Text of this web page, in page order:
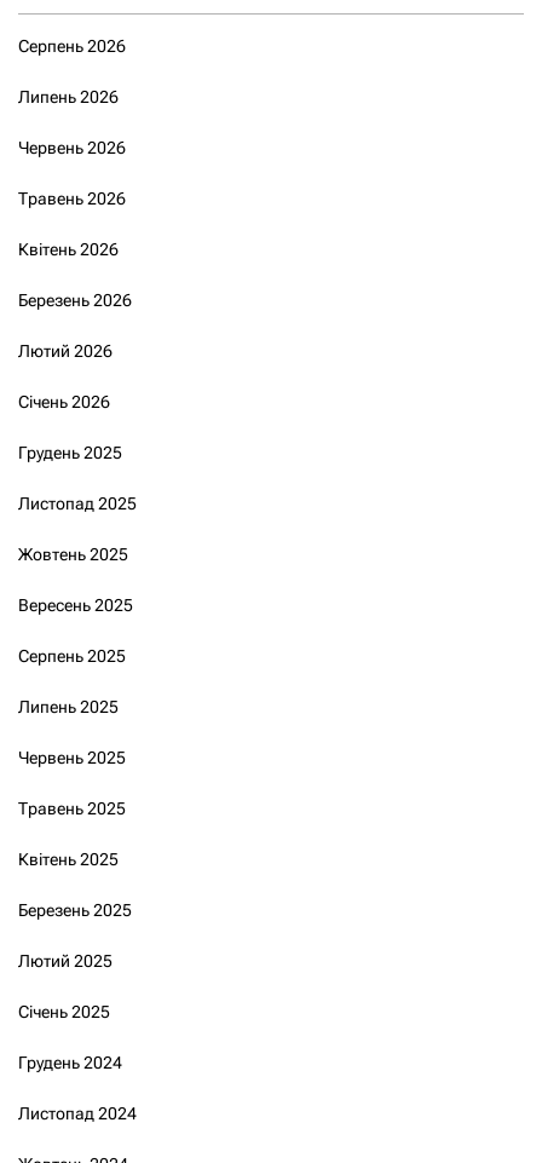
Серпень 2026
Липень 2026
Червень 2026
Травень 2026
Квітень 2026
Березень 2026
Лютий 2026
Січень 2026
Грудень 2025
Листопад 2025
Жовтень 2025
Вересень 2025
Серпень 2025
Липень 2025
Червень 2025
Травень 2025
Квітень 2025
Березень 2025
Лютий 2025
Січень 2025
Грудень 2024
Листопад 2024